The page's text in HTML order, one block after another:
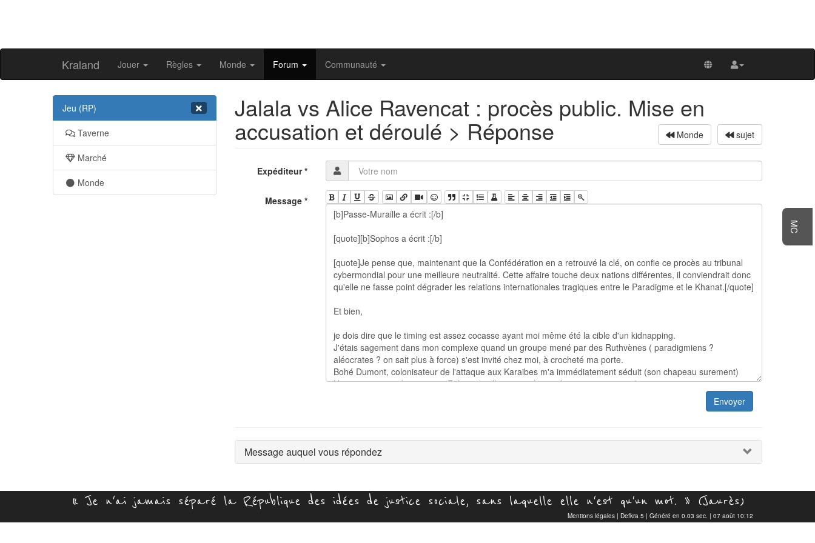
Kraland Jouer Règles Monde Forum Communauté
Jeu (RP)
Taverne
Marché
Monde
Jalala vs Alice Ravencat : procès public. Mise en
accusation et déroulé > Réponse Monde sujet
Expéditeur*
Message *
Envoyer
Message auquel vous répondez
MC
« Je n'ai jamais séparé la République des idées de justice sociale, sans laquelle elle n'est qu'un mot. » (Jaurès)
Mentions légales | Defkra 5 | Généré en 0.03 sec. | 07 août 10:12